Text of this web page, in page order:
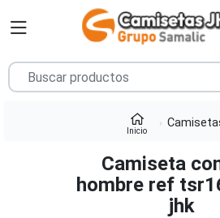
Inicio
Camiseta
hombre ref
jhk